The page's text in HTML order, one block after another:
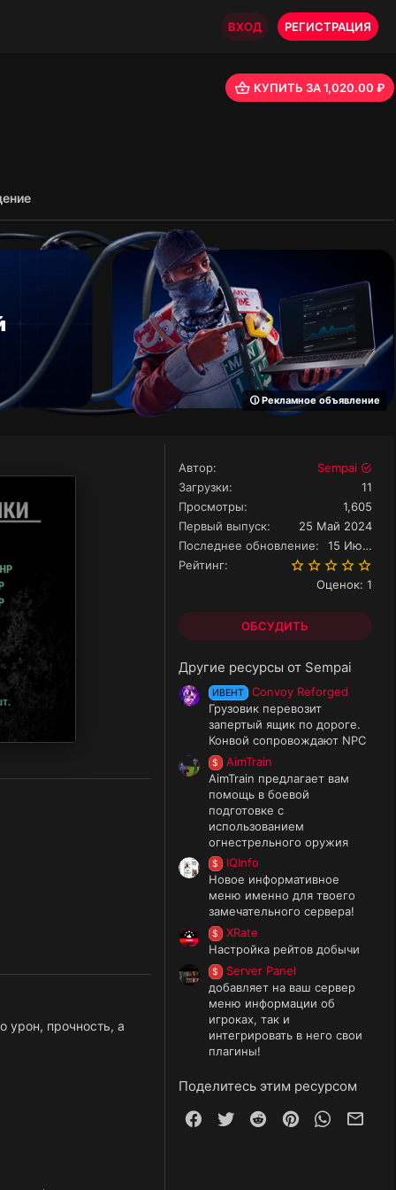
ВХОД РЕГИСТРАЦИЯ
КУПИТЬ ЗА 1,020.00 ₽
🛈 Рекламное объявление
урон, прочность, а
Автор
Sempai
Загрузки
11
Просмотры
1,605
Первый выпуск
25 Май 2024
Последнее обновление
15 Июн 2026
Рейтинг
Оценок: 1
ОБСУДИТЬ
Другие ресурсы от Sempai
ИВЕНТ
Convoy Reforged
Грузовик перевозит
запертый ящик по дороге.
Конвой сопровождают NPC
$
AimTrain
AimTrain предлагает вам
помощь в боевой
подготовке с
использованием
огнестрельного оружия
$
IQInfo
Новое информативное
меню именно для твоего
замечательного сервера!
$
XRate
Настройка рейтов добычи
$
Server Panel
добавляет на ваш сервер
меню информации об
игроках, так и
интегрировать в него свои
плагины!
Поделитесь этим ресурсом
Facebook
Twitter Reddit PinterestWhatsApp